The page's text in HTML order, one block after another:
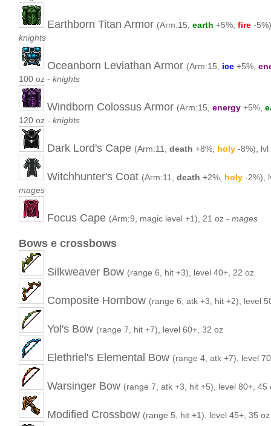
Earthborn Titan Armor (Arm:15, earth +5%, fire -5%
knights
Oceanborn Leviathan Armor (Arm:15, ice +5%,
100 oz - knights
Windborn Colossus Armor (Arm:15, energy +5%,
120 oz - knights
Dark Lord's Cape (Arm:11, death +8%, holy -8%),
Witchhunter's Coat (Arm:11, death +2%, holy -2%),
mages
Focus Cape (Arm:9, magic level +1), 21 oz - mages
Bows e crossbows
Silkweaver Bow (range 6, hit +3), level 40+, 22 oz
Composite Hornbow (range 6, atk +3, hit +2), level
Yol's Bow (range 7, hit +7), level 60+, 32 oz
Elethriel's Elemental Bow (range 4, atk +7), level
Warsinger Bow (range 7, atk +3, hit +5), level 80+, 45
Modified Crossbow (range 5, hit +1), level 45+, 35 oz